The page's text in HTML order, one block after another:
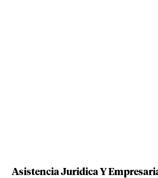
Asistencia Juridica Y